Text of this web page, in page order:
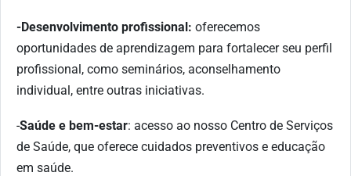
-Desenvolvimento profissional: oferecemos
oportunidades de aprendizagem para fortalecer seu perfil
profissional, como seminários, aconselhamento
individual, entre outras iniciativas.
-Saúde e bem-estar: acesso ao nosso Centro de Serviços
de Saúde, que oferece cuidados preventivos e educação
em saúde.